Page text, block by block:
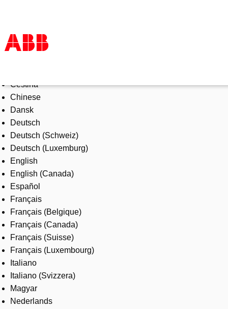
Products & Solutions
Industries
Services
About us
Where to buy
Contact us
Careers
Čeština
Chinese
Dansk
Deutsch
Deutsch (Schweiz)
Deutsch (Luxemburg)
English
English (Canada)
Español
Français
Français (Belgique)
Français (Canada)
Français (Suisse)
Français (Luxembourg)
Italiano
Italiano (Svizzera)
Magyar
Nederlands